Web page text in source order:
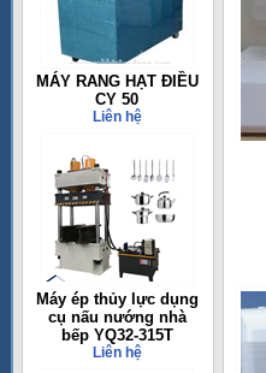
MÁY RANG HẠT ĐIỀU
CY 50
Liên hệ
Máy ép thủy lực dụng
cụ nấu nướng nhà
bếp YQ32-315T
Liên hệ